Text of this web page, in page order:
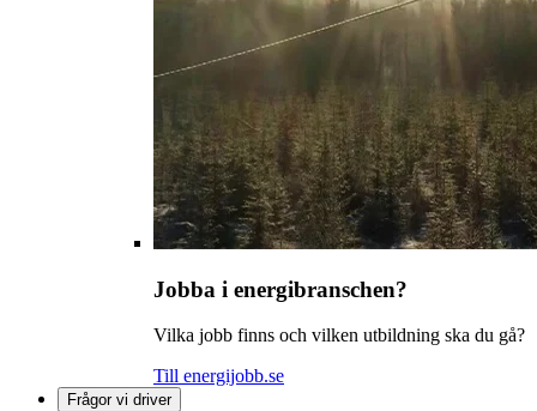
Jobba i energibranschen?
Vilka jobb finns och vilken utbildning ska du gå?
Till energijobb.se
Frågor vi driver